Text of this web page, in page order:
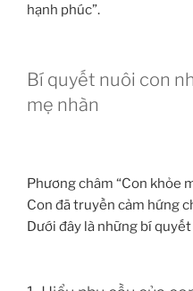
hạnh phúc”.
Bí quyết nuôi con
mẹ nhàn
Phương châm “Con khỏe
Con đã truyền cảm hứng
Dưới đây là những bí